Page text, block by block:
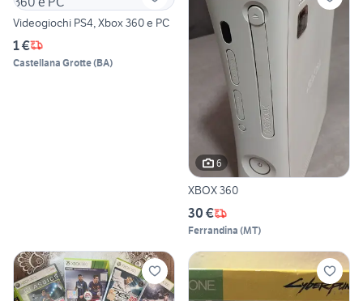
Videogiochi PS4, Xbox 360 e PC
1 €
Castellana Grotte(BA)
6
XBOX 360
30 €
Ferrandina (MT)